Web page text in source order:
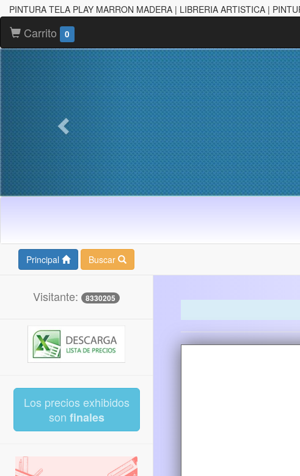
PINTURA TELA PLAY MARRON MADERA | LIBRERIA ARTISTICA |
Carrito 0
Principal Buscar
Visitante: 8330205
Los precios exhibidos
son finales